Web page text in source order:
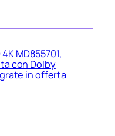
MD855701,
con Dolby
in offerta